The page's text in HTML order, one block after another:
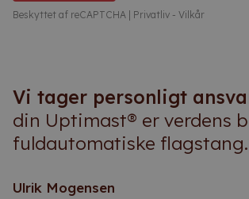
Beskyttet af reCAPTCHA | Privatliv - Vilkår
Vi tager personligt
din Uptimast® er verdens
fuldautomatiske flagstang.
Ulrik Mogensen